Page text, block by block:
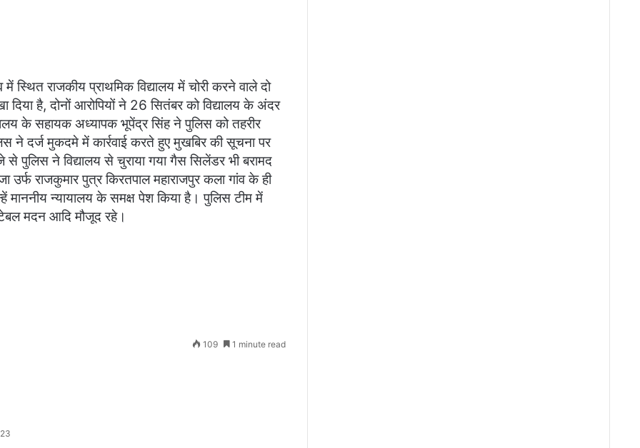
राजकीय प्राथमिक विद्यालय में चोरी करने वाले दो
दिया है, दोनों आरोपियों ने 26 सितंबर को विद्यालय के अंदर
के सहायक अध्यापक भूपेंद्र सिंह ने पुलिस को तहरीर
ने दर्ज मुकदमे में कार्रवाई करते हुए मुखबिर की सूचना पर
पुलिस ने विद्यालय से चुराया गया गैस सिलेंडर भी बरामद
उर्फ राजकुमार पुत्र किरतपाल महाराजपुर कला गांव के ही
माननीय न्यायालय के समक्ष पेश किया है। पुलिस टीम में
मदन आदि मौजूद रहे।
109 1 minute read